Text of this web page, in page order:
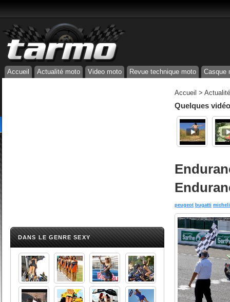
Accueil Actualité moto Video moto Revue technique moto Casque
DANS LE GENRE SEXY
Accueil >
Quelques
peugeot bugatti